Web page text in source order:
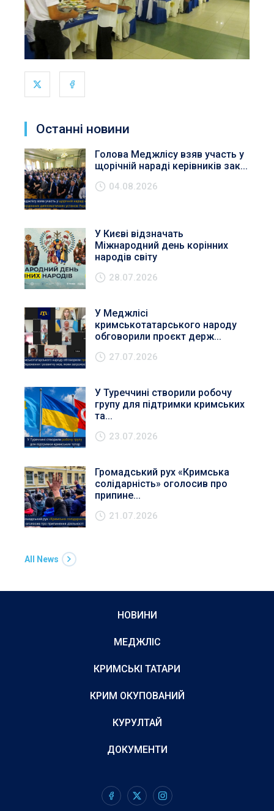
Останні новини
Голова Меджлісу взяв участь у
щорічній нараді керівників зак...
04.08.2026
У Києві відзначать
Міжнародний день корінних
народів світу
28.07.2026
У Меджлісі
кримськотатарського народу
обговорили проєкт держ...
27.07.2026
У Туреччині створили робочу
групу для підтримки кримських
та...
23.07.2026
Громадський рух «Кримська
солідарність» оголосив про
припине...
21.07.2026
All News
НОВИНИ
МЕДЖЛІС
КРИМСЬКІ ТАТАРИ
КРИМ ОКУПОВАНИЙ
КУРУЛТАЙ
ДОКУМЕНТИ